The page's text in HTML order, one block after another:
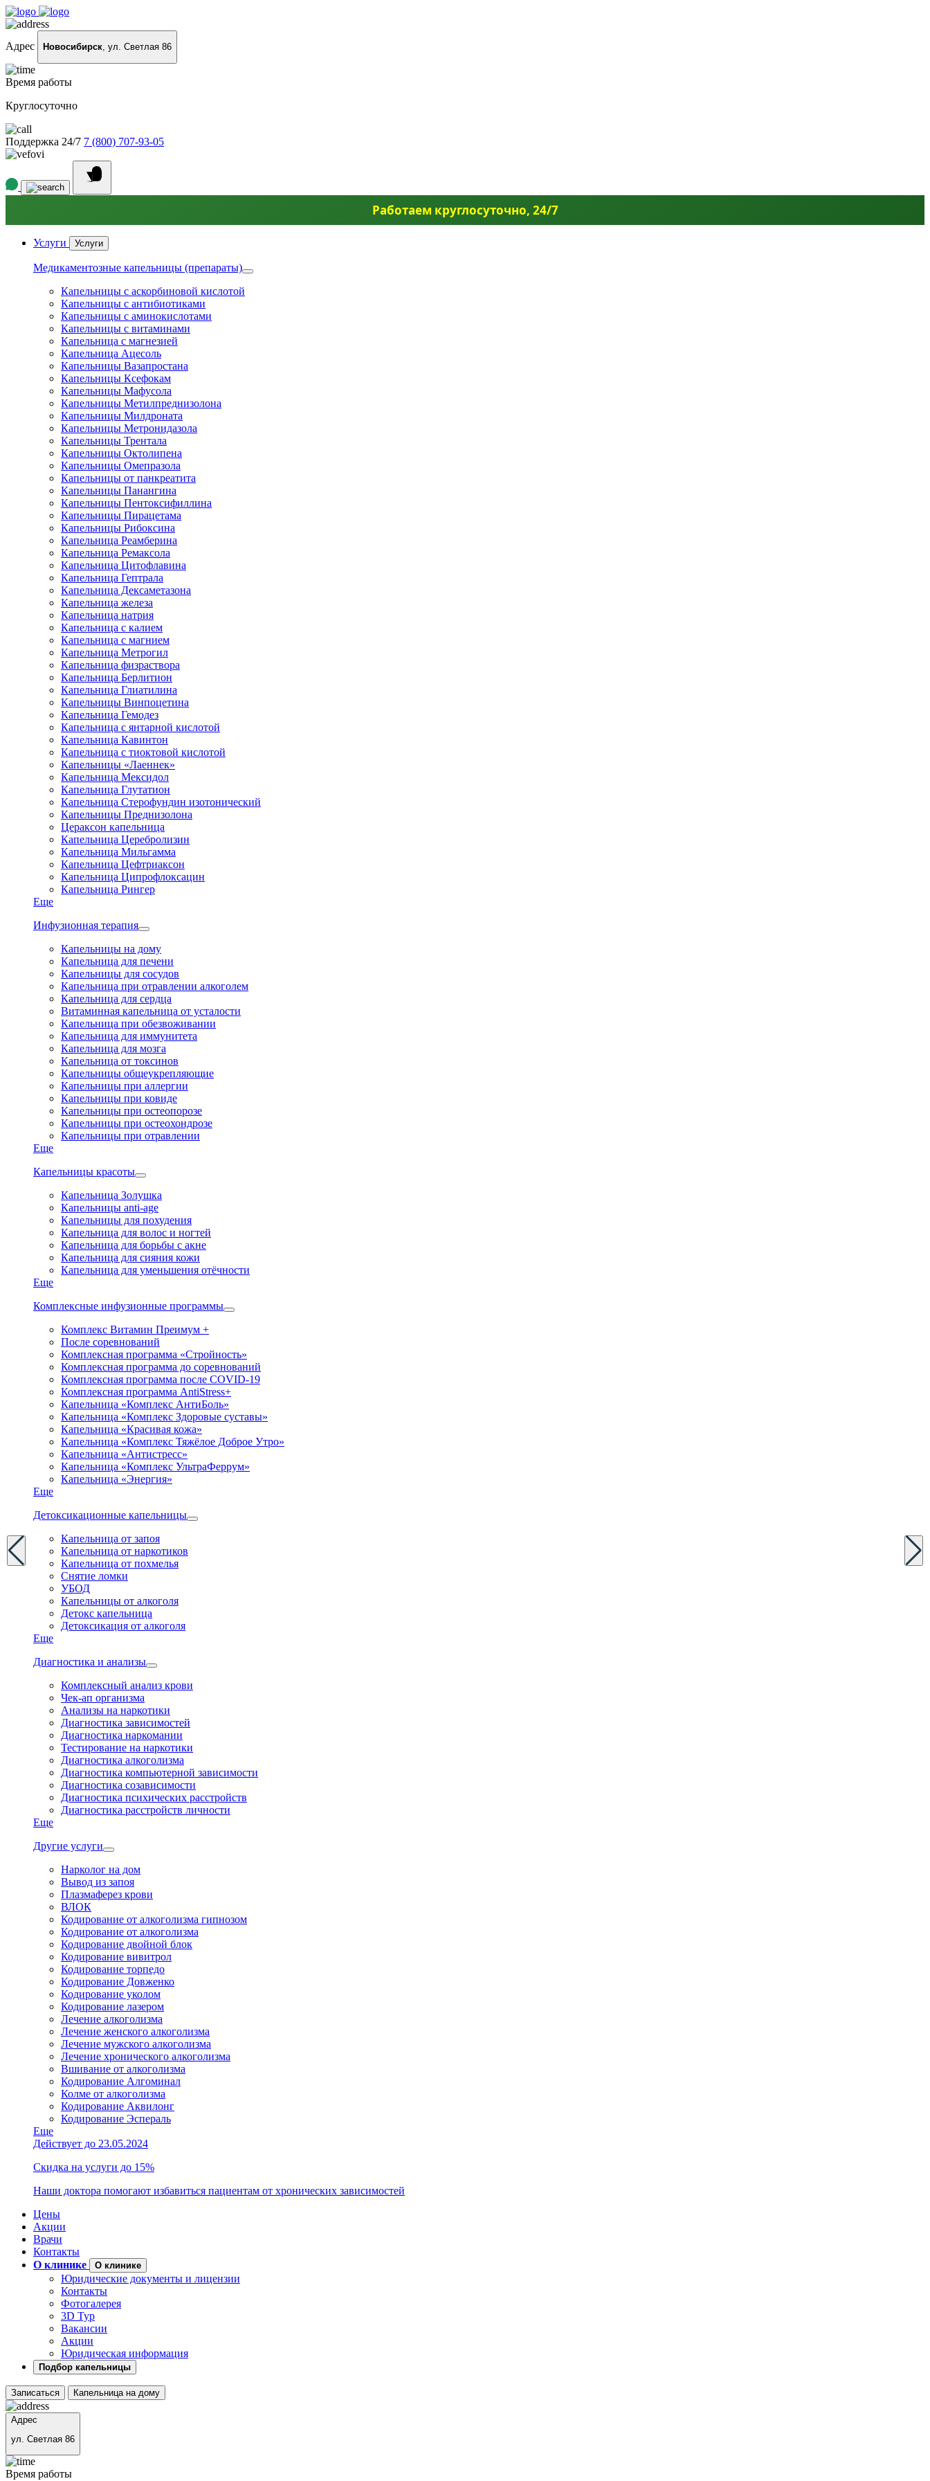
Адрес Новосибирск, ул. Светлая 86
Время работы
Круглосуточно
Поддержка 24/7 7 (800) 707-93-05
Работаем круглосуточно, 24/7
Услуги Услуги
Медикаментозные капельницы (препараты)
Капельницы с аскорбиновой кислотой
Капельницы с антибиотиками
Капельницы с аминокислотами
Капельницы с витаминами
Капельница с магнезией
Капельница Ацесоль
Капельницы Вазапростана
Капельницы Ксефокам
Капельницы Мафусола
Капельницы Метилпреднизолона
Капельницы Милдроната
Капельницы Метронидазола
Капельницы Трентала
Капельницы Октолипена
Капельницы Омепразола
Капельницы от панкреатита
Капельницы Панангина
Капельницы Пентоксифиллина
Капельницы Пирацетама
Капельницы Рибоксина
Капельница Реамберина
Капельница Ремаксола
Капельница Цитофлавина
Капельница Гептрала
Капельница Дексаметазона
Капельница железа
Капельница натрия
Капельница с калием
Капельница с магнием
Капельница Метрогил
Капельница физраствора
Капельница Берлитион
Капельница Глиатилина
Капельницы Винпоцетина
Капельница Гемодез
Капельница с янтарной кислотой
Капельница Кавинтон
Капельница с тиоктовой кислотой
Капельницы «Лаеннек»
Капельница Мексидол
Капельница Глутатион
Капельница Стерофундин изотонический
Капельницы Преднизолона
Цераксон капельница
Капельница Церебролизин
Капельница Мильгамма
Капельница Цефтриаксон
Капельница Ципрофлоксацин
Капельница Рингер
Еще
Инфузионная терапия
Капельницы на дому
Капельница для печени
Капельницы для сосудов
Капельница при отравлении алкоголем
Капельница для сердца
Витаминная капельница от усталости
Капельница при обезвоживании
Капельница для иммунитета
Капельница для мозга
Капельница от токсинов
Капельницы общеукрепляющие
Капельницы при аллергии
Капельницы при ковиде
Капельницы при остеопорозе
Капельницы при остеохондрозе
Капельницы при отравлении
Еще
Капельницы красоты
Капельница Золушка
Капельницы anti-age
Капельницы для похудения
Капельница для волос и ногтей
Капельница для борьбы с акне
Капельница для сияния кожи
Капельница для уменьшения отёчности
Еще
Комплексные инфузионные программы
Комплекс Витамин Преимум +
После соревнований
Комплексная программа «Стройность»
Комплексная программа до соревнований
Комплексная программа после COVID-19
Комплексная программа AntiStress+
Капельница «Комплекс АнтиБоль»
Капельница «Комплекс Здоровые суставы»
Капельница «Красивая кожа»
Капельница «Комплекс Тяжёлое Доброе Утро»
Капельница «Антистресс»
Капельница «Комплекс УльтраФеррум»
Капельница «Энергия»
Еще
Детоксикационные капельницы
Капельница от запоя
Капельница от наркотиков
Капельница от похмелья
Снятие ломки
УБОД
Капельницы от алкоголя
Детокс капельница
Детоксикация от алкоголя
Еще
Диагностика и анализы
Комплексный анализ крови
Чек-ап организма
Анализы на наркотики
Диагностика зависимостей
Диагностика наркомании
Тестирование на наркотики
Диагностика алкоголизма
Диагностика компьютерной зависимости
Диагностика созависимости
Диагностика психических расстройств
Диагностика расстройств личности
Еще
Другие услуги
Нарколог на дом
Вывод из запоя
Плазмаферез крови
ВЛОК
Кодирование от алкоголизма гипнозом
Кодирование от алкоголизма
Кодирование двойной блок
Кодирование вивитрол
Кодирование торпедо
Кодирование Довженко
Кодирование уколом
Кодирование лазером
Лечение алкоголизма
Лечение женского алкоголизма
Лечение мужского алкоголизма
Лечение хронического алкоголизма
Вшивание от алкоголизма
Кодирование Алгоминал
Колме от алкоголизма
Кодирование Аквилонг
Кодирование Эспераль
Еще
Действует до 23.05.2024
Скидка на услуги до 15%
Наши доктора помогают избавиться пациентам от хронических зависимостей
Цены
Акции
Врачи
Контакты
О клинике
О клинике
Юридические документы и лицензии
Контакты
Фотогалерея
3D Тур
Вакансии
Акции
Юридическая информация
Подбор капельницы
Записаться Капельница на дому
Адрес
ул. Светлая 86
Время работы